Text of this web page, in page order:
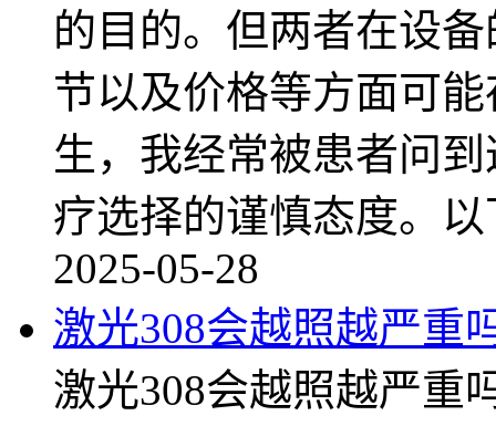
的目的。但两者在设
节以及价格等方面可
生，我经常被患者问
疗选择的谨慎态度。
2025-05-28
激光308会越照越严重
激光308会越照越严重